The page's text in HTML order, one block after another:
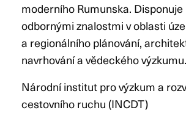
moderního Rumunska.
odbornými znalostmi v oblasti
a regionálního plánování,
navrhování a vědeckého výzkumu.
Národní institut pro výzkum a
cestovního ruchu (INCDT)